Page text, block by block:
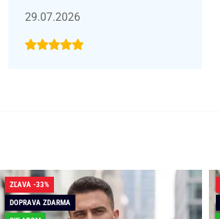
29.07.2026
ZĽAVA -33%
DOPRAVA ZDARMA